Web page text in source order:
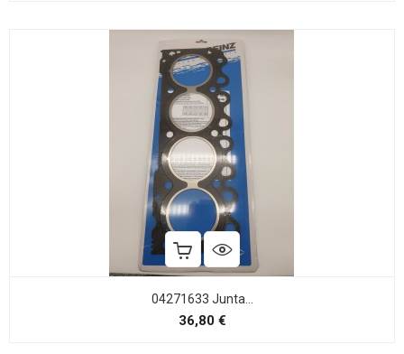
04271633 Junta...
36,80 €Precio